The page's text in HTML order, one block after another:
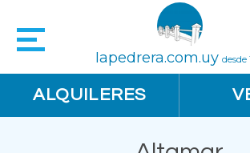
lapedrera.com.uy
ALQUILERES